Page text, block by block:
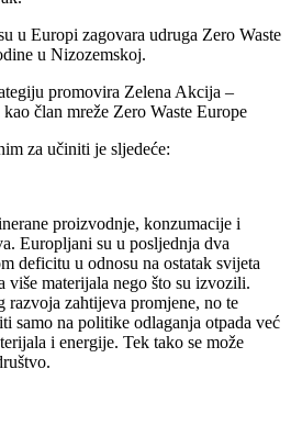
u Europi zagovara udruga Zero Waste
u Nizozemskoj.
promovira Zelena Akcija –
član mreže Zero Waste Europe
za učiniti je sljedeće:
proizvodnje, konzumacije i
Europljani su u posljednja dva
deficitu u odnosu na ostatak svijeta
više materijala nego što su izvozili.
razvoja zahtijeva promjene, no te
samo na politike odlaganja otpada već
i energije. Tek tako se može